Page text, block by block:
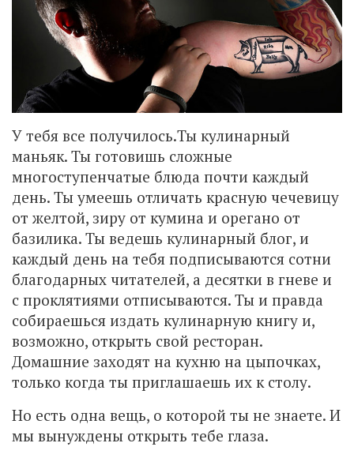
У тебя все получилось.Ты кулинарный
маньяк. Ты готовишь сложные
многоступенчатые блюда почти каждый
день. Ты умеешь отличать красную чечевицу
от желтой, зиру от кумина и орегано от
базилика. Ты ведешь кулинарный блог, и
каждый день на тебя подписываются сотни
благодарных читателей, а десятки в гневе и
с проклятиями отписываются. Ты и правда
собираешься издать кулинарную книгу и,
возможно, открыть свой ресторан.
Домашние заходят на кухню на цыпочках,
только когда ты приглашаешь их к столу.
Но есть одна вещь, о которой ты не знаете. И
мы вынуждены открыть тебе глаза.